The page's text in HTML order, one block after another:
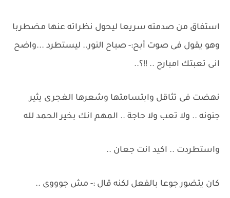
استفاق من صدمته سريعا ليحول نظراته عنها مضطربا
وهو يقول فى صوت أبح:- صباح النور.. ليستطرد ...واضح
انى تعبتك امبارح .. !!؟..
نهضت فى تثاقل وابتسامتها وشعرها الغجرى يثير
جنونه .. ولا تعب ولا حاجة .. المهم انك بخير الحمد لله
واستطردت .. اكيد انت جعان ..
كان يتضور جوعا بالفعل لكنه قال :- مش جوووى ..